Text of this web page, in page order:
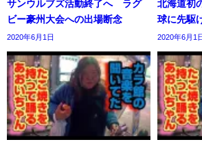
サンウルブズ活動終了へ ラグ
ビー豪州大会への出場断念
2020年6月1日
北海道初
球に先駆
2020年6月1